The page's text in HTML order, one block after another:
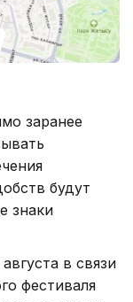
заранее
будут
знаки
в связи
фестиваля